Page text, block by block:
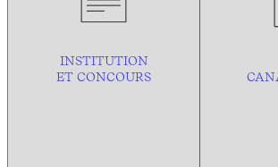
INSTITUTION
ET CONCOURS